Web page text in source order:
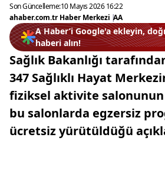
Son Güncelleme:10 Mayıs 2026 16:22
ahaber.com.tr Haber Merkezi |AA
A Haber’i Google'a ekleyin,
haberi alın!
Sağlık Bakanlığı
347 Sağlıklı Hayat
fiziksel aktivite salonunun
bu salonlarda egzersiz
ücretsiz yürütüldüğü